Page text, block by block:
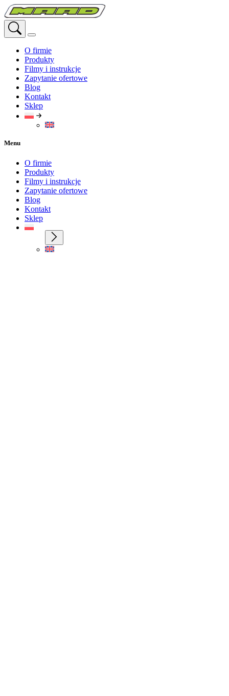
Przejdź
do
treści
O firmie
Produkty
Filmy i instrukcje
Zapytanie ofertowe
Blog
Kontakt
Sklep
Menu
O firmie
Produkty
Filmy i instrukcje
Zapytanie ofertowe
Blog
Kontakt
Sklep